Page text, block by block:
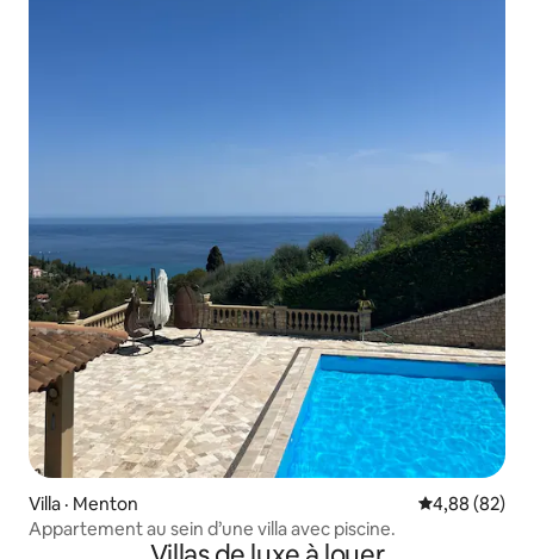
Villa · Menton Note
4,88 (82)
Appartement au sein d’une villa avec piscine.